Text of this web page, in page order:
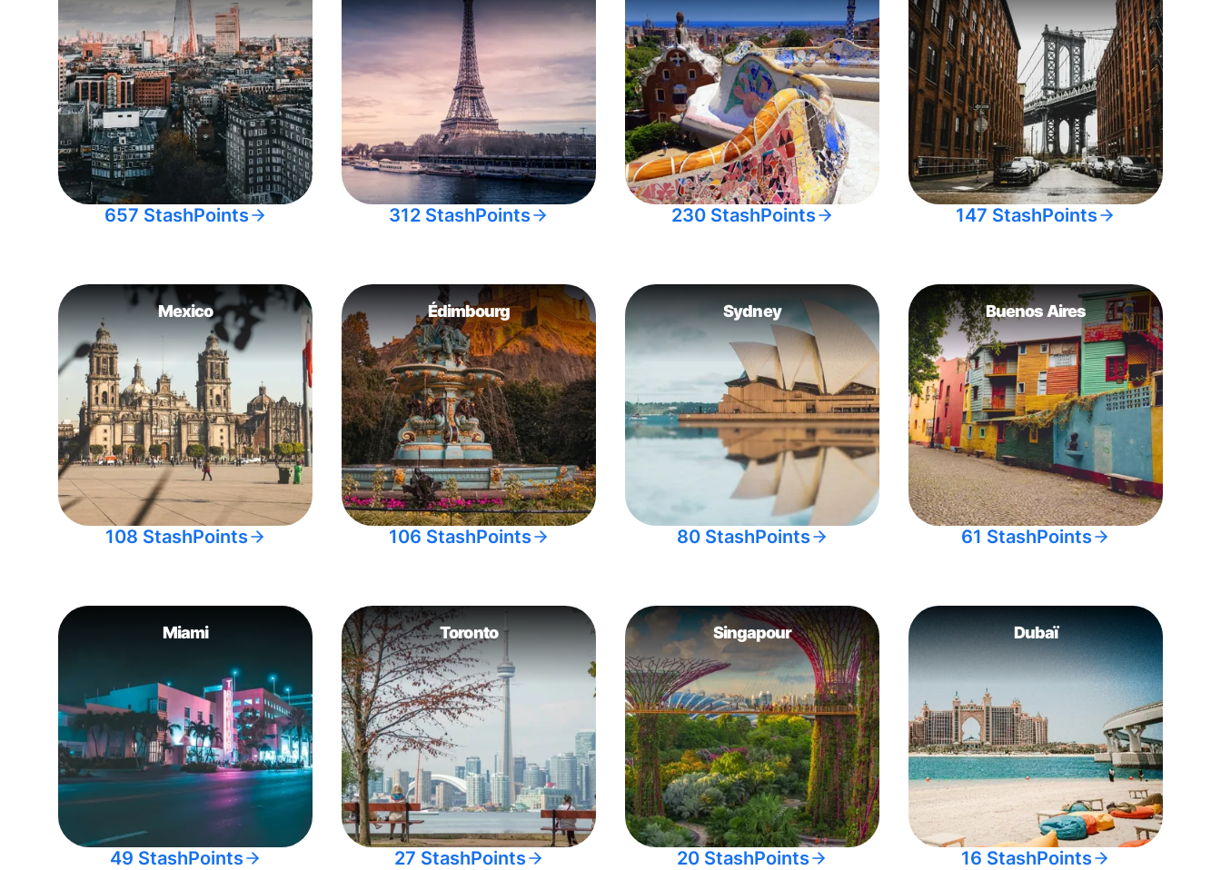
657 StashPoints 312 StashPoints 230 StashPoints 147 StashPoints
Mexico
108 StashPoints
Édimbourg
106 StashPoints
Sydney
80 StashPoints
Buenos Aires
61 StashPoints
Miami
49 StashPoints
Toronto
27 StashPoints
Singapour
20 StashPoints
Dubaï
16 StashPoints